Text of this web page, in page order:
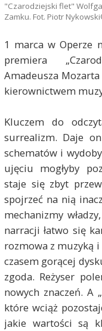
"Czarodziejski flet"
Zamku. Fot. Piotr
1 marca w Operze
premiera
Amadeusza
kierownictwem
Kluczem do
surrealizm. Daje
schematów i
ujęciu mogłyby
staje się zbyt
spojrzeć na nią
mechanizmy
narracji łatwo się
rozmowa z muzyką i
czasem gorącej
zgoda. Reżyser
nowych znaczeń. A
które wciąż
jakie wartości są